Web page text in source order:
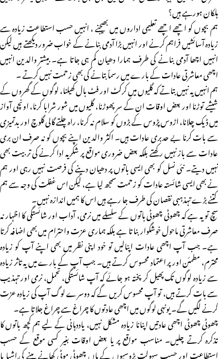
ہلکان ہورہے ہیں؟
ہم بچوں کو اچھے اچھے تعلیمی اداروں میں بھیجنے ، انہیں حسب استطاعت زیادہ سے
زیادہ آسائشیں فراہم کرنے اور انہیں بڑا آدمی بنانے کے خواب ضرور دیکھتے ہیں لیکن
انہیں اچھا آدمی بنانے کی طرف ہمارا دھیان کم ہی جاتا ہے۔ بیشتر والدین انہیں
اچھی معاشرتی عادات کے بارے میں رسماً بتانے کی بھی زحمت نہیں کرتے ۔
ہم انہیں یہ نہیں بتاتے کہ گلیوں میں کرکٹ اور فٹ بال کھیلنا، لوگوں کے گھروں کے
شیشے توڑنا اور بعض اوقات ان کے سر پھوڑنا، گلیوں میں شور شرابا کرنا، اونچی آواز
میں ڈیک چلانا، اڑوس پڑوس کے بڑوں کو سلام نہ کرنا، راہ چلتے گالی گلوچ اور بدتمیزی
سے بات کرنا بے حدبری عادات ہیں۔ اکثر والدین اپنے بچوں کو نہ صرف ان بری
عادات سے باز نہیں رکھتے بلکہ بعض ضروری مواقع پر شکریہ ادا کرنے کی تربیت بھی
نہیں دیتے۔ نئی نسل کو بھی ایسی باتوں پر دھیان دینے کی فرصت نہیں رہی اور ہم
نے بھی ایسی شائستہ عادات کو زحمت سمجھ لیا ہے، لیکن اس غفلت کی وجہ سے ہم
کتنے بڑے تہذہبی نقصان کی طرف جا رہے ہیں اس کا ہمیں اندازہ نہیں۔
سچ تو یہ ہے کہ چھوٹی چھوٹی باتوں کے سلسلے میں نرمی، آداب اور شائستگی کا اظہار نہ
صرف معاشرتی ماحول خوشگوار بنا تا ہے بلکہ ہماری عزت واحترام میں بھی اضافہ کرتا
ہے۔ جب آپ اچھی عادات اپنالیں تو خود اپنی نظر میں بھی اپنے آپ کو زیادہ
محترم، مطمئن اور پر اعتماد محسوس کرتے ہیں۔ جب آپ کے بارے میں یہ تاثر زیادہ
سے زیادہ لوگوں تک پھیل کر پختہ ہو جائے کہ آپ شائستگی، تحمل، نرمی اور تہذیب
سے بات کرتے ہیں، تو آپ محسوس کریں گے کہ دوسرے لوگ آپ کی زیادہ عزت
کرنے لگیں گے۔ یونہی لوگوں میں اچھی عادتوں کا چراغ سے چراغ جلاتا ہے۔
چھوٹی چھوٹی اچھی عادتیں اپنانا زیادہ مشکل نہیں، یاددہانی کے لیے ہم کچھ باتوں کا
تذکرہ کرتے چلیں۔ مناسب مواقع پر یا بعض اوقات بغیر کسی موقع کے حسب
استطاعت اور حسب سہولت پڑوسیوں کے ہاں چھوٹی موٹی کھانے پینے کی اشیا یا